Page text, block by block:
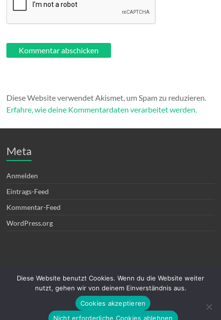
Diese Website verwendet Akismet, um Spam zu reduzieren.
Erfahre, wie deine Kommentardaten verarbeitet werden.
Meta
Anmelden
Eintrags-Feed
Kommentar-Feed
WordPress.org
Copyright © 2026DB0RVB Ravensberg Harz. Alle Rechte vorbehalten. Theme
Diese Website benutzt Cookies. Wenn du die Website weiter
nutzt, gehen wir von deinem Einverständnis aus.
Cookies akzeptieren
Nicht erforderliche Cookies ablehnen